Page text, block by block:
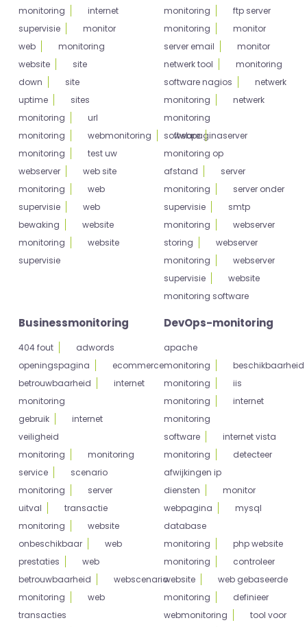
monitoring
internet
supervisie
monitor
web
monitoring
website
site
down
site
uptime
sites
monitoring
url
monitoring
webmonitoring
webpagina
monitoring
test uw
webserver
web site
monitoring
web
supervisie
web
bewaking
website
monitoring
website
supervisie
monitoring
ftp server
monitoring
monitor
server email
monitor
netwerk tool
monitoring
software nagios
netwerk
monitoring
netwerk
monitoring
software
server
monitoring op
afstand
server
monitoring
server onder
supervisie
smtp
monitoring
webserver
storing
webserver
monitoring
webserver
supervisie
website
monitoring software
Businessmonitoring
404 fout
adwords
openingspagina
ecommerce
betrouwbaarheid
internet
monitoring
gebruik
internet
veiligheid
monitoring
monitoring
service
scenario
monitoring
server
uitval
transactie
monitoring
website
onbeschikbaar
web
prestaties
web
betrouwbaarheid
webscenario
monitoring
web
transacties
DevOps-monitoring
apache
monitoring
beschikbaarheid
monitoring
iis
monitoring
internet
monitoring
software
internet vista
monitoring
detecteer
afwijkingen ip
diensten
monitor
webpagina
mysql
database
monitoring
php website
monitoring
controleer
website
web gebaseerde
monitoring
definieer
webmonitoring
tool voor